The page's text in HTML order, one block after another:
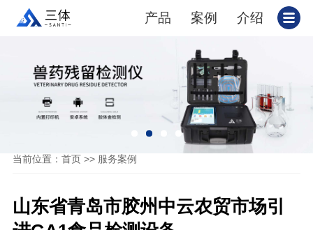
产品 案例 介绍
当前位置： 首页>> 服务案例
山东省青岛市胶州中云农贸市场引